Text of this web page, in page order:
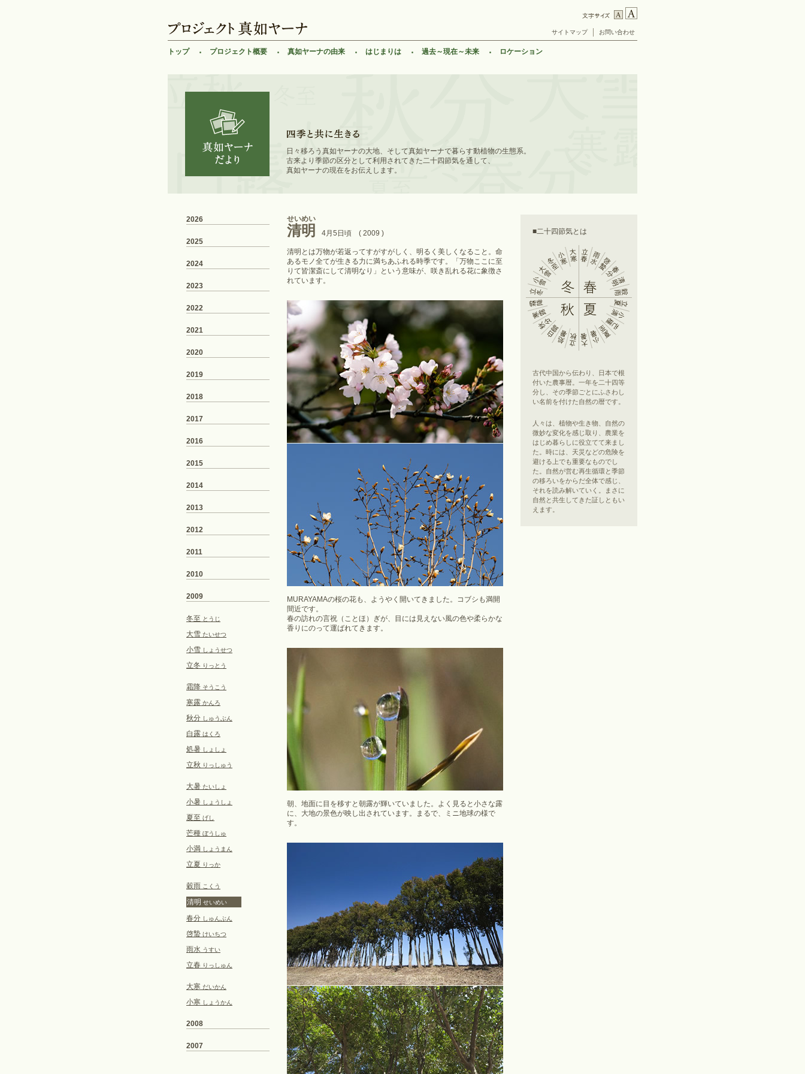
サイトマップ お問い合わせ
トップ プロジェクト概要 真如ヤーナの由来 はじまりは 過去～現在～未来 ロケーション
日々移ろう真如ヤーナの大地、そして真如ヤーナで暮らす動植物の生態系。
古来より季節の区分として利用されてきた二十四節気を通して、
真如ヤーナの現在をお伝えします。
清明
せいめい
4月5日頃 ( 2009 )
清明とは万物が若返ってすがすがしく、明るく美しくなること。命
あるモノ全てが生きる力に満ちあふれる時季です。「万物ここに至
りて皆潔斎にして清明なり」という意味が、咲き乱れる花に象徴さ
れています。
MURAYAMAの桜の花も、ようやく開いてきました。コブシも満開
間近です。
春の訪れの言祝（ことほ）ぎが、目には見えない風の色や柔らかな
香りにのって運ばれてきます。
朝、地面に目を移すと朝露が輝いていました。よく見ると小さな露
に、大地の景色が映し出されています。まるで、ミニ地球の様で
す。
■二十四節気とは
古代中国から伝わり、日本で根
付いた農事暦。一年を二十四等
分し、その季節ごとにふさわし
い名前を付けた自然の暦です。
人々は、植物や生き物、自然の
微妙な変化を感じ取り、農業を
はじめ暮らしに役立てて来まし
た。時には、天災などの危険を
避ける上でも重要なものでし
た。自然が営む再生循環と季節
の移ろいをからだ全体で感じ、
それを読み解いていく。まさに
自然と共生してきた証しともい
えます。
2026
2025
2024
2023
2022
2021
2020
2019
2018
2017
2016
2015
2014
2013
2012
2011
2010
2009
冬至 とうじ
大雪 たいせつ
小雪 しょうせつ
立冬 りっとう
霜降 そうこう
寒露 かんろ
秋分 しゅうぶん
白露 はくろ
処暑 しょしょ
立秋 りっしゅう
大暑 たいしょ
小暑 しょうしょ
夏至 げし
芒種 ぼうしゅ
小満 しょうまん
立夏 りっか
穀雨 こくう
清明 せいめい
春分 しゅんぶん
啓蟄 けいちつ
雨水 うすい
立春 りっしゅん
大寒 だいかん
小寒 しょうかん
2008
2007